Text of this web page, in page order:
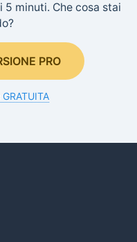
5 minuti. Che cosa stai
PRO